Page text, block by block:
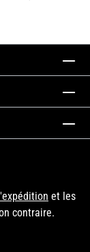
et les
contraire.